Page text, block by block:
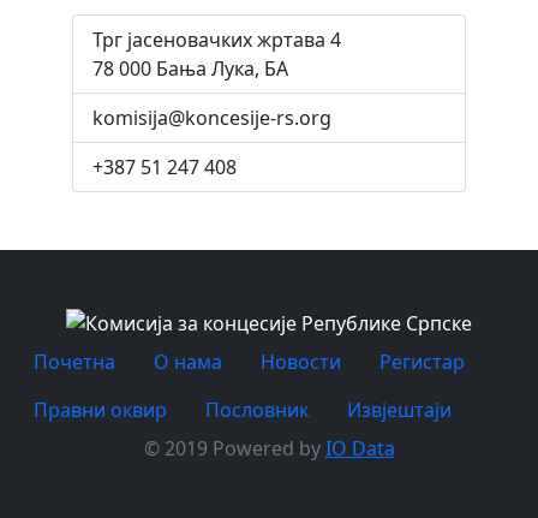
Трг јасеновачких жртава 4
78 000 Бања Лука, БА
komisija@koncesije-rs.org
+387 51 247 408
Почетна O нама Новости
Регистар
Правни оквир
Пословник
Извјештаји
© 2019 Powered byIO Data